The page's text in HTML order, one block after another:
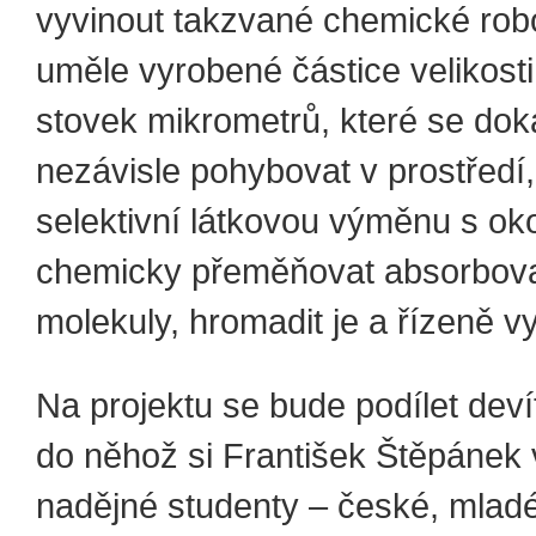
vyvinout takzvané chemické
uměle vyrobené částice
stovek mikrometrů, které se
nezávisle pohybovat v
selektivní látkovou výměnu s
chemicky přeměňovat
molekuly, hromadit je a řízeně
Na projektu se bude podílet
do něhož si František Štěpánek
nadějné studenty – české,